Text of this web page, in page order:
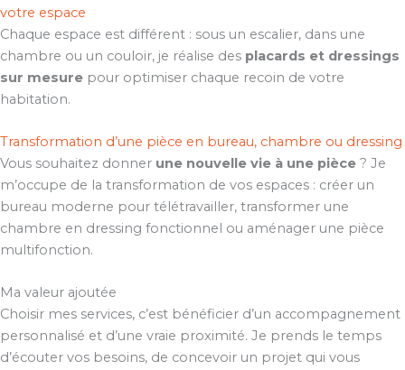
votre espace
Chaque espace est différent : sous un escalier, dans une
chambre ou un couloir, je réalise des placards et dressings
sur mesure pour optimiser chaque recoin de votre
habitation.
Transformation d’une pièce en bureau, chambre ou dressing
Vous souhaitez donner une nouvelle vie à une pièce ? Je
m’occupe de la transformation de vos espaces : créer un
bureau moderne pour télétravailler, transformer une
chambre en dressing fonctionnel ou aménager une pièce
multifonction.
Ma valeur ajoutée
Choisir mes services, c’est bénéficier d’un accompagnement
personnalisé et d’une vraie proximité. Je prends le temps
d’écouter vos besoins, de concevoir un projet qui vous